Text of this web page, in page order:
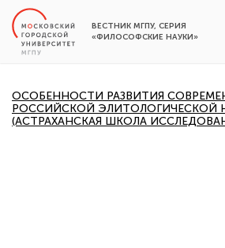
ВЕСТНИК МГПУ, СЕРИЯ
«ФИЛОСОФСКИЕ НАУКИ»
ОСОБЕННОСТИ РАЗВИТИЯ
РОССИЙСКОЙ ЭЛИТОЛОГИЧЕСКОЙ
(АСТРАХАНСКАЯ ШКОЛА